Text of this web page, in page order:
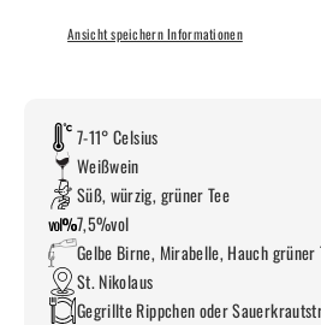
Ansicht speichern Informationen
7-11° Celsius
Weißwein
Süß, würzig, grüner Tee
7,5%vol
Gelbe Birne, Mirabelle, Hauch grüner
St. Nikolaus
Gegrillte Rippchen oder